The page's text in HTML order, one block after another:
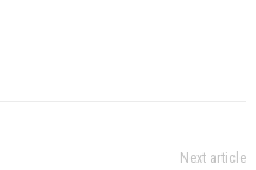
Next article